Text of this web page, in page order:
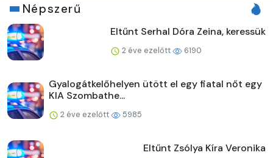
Népszerű
Eltűnt Serhal Dóra Zeina, keressük
2 éve ezelőtt 6190
Gyalogátkelőhelyen ütött el egy fiatal nőt egy
KIA Szombathe...
2 éve ezelőtt 5985
Eltűnt Zsólya Kíra Veronika